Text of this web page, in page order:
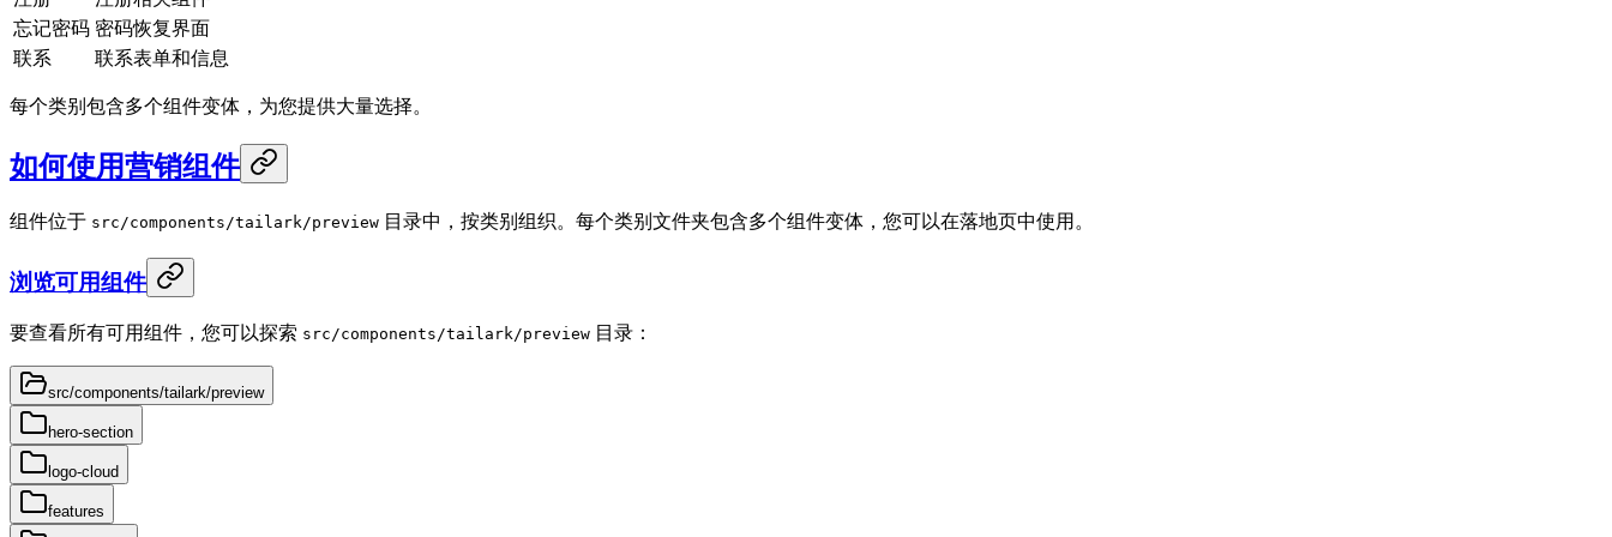
忘记密码 密码恢复界面
联系
联系表单和信息
每个类别包含多个组件变体，为您提供大量选择。
如何使用营销组件
组件位于 src/components/tailark/preview 目录中，按类别组织。每个类别文件夹包含多个组件变体，您可以在落地页中使用。
浏览可用组件
要查看所有可用组件，您可以探索 src/components/tailark/preview 目录：
src/components/tailark/preview
hero-section
logo-cloud
features